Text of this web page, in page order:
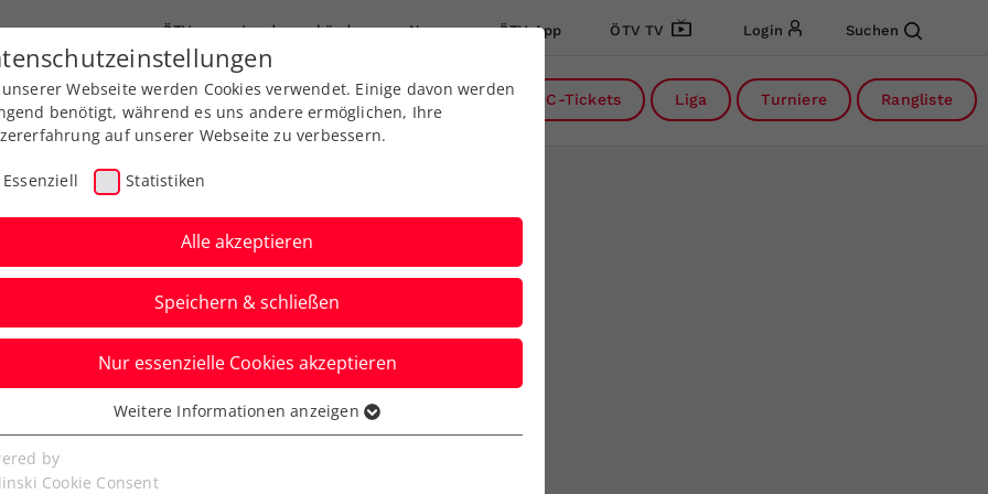
ÖTV Landesverbände News ÖTV App ÖTV TV Login Suchen
Ausbildung Services Über uns DC-Tickets Liga Turniere Rangliste
Thiem hofft auf
Überraschung“
Webseite werden Cookies verwendet. Einige davon werden
benötigt, während es uns andere ermöglichen, Ihre
auf unserer Webseite zu verbessern.
Essenziell Statistiken
Alle akzeptieren
Speichern & schließen
Nur essenzielle Cookies akzeptieren
Cookies werden für grundlegende Funktionen der
benötigt. Dadurch ist gewährleistet, dass die Webseite
Weitere Informationen anzeigen
by
Cookie Consent